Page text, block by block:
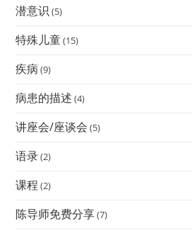
潜意识 (5)
特殊儿童(15)
疾病 (9)
病患的描述 (4)
讲座会/座谈会 (5)
语录(2)
课程 (2)
陈导师免费分享(7)